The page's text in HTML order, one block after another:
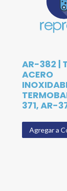
AR-382 |
ACERO
371, AR-
Agregar a